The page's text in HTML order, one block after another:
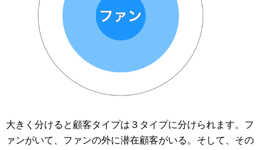
大きく分けると顧客タイプは３タイプに分けられます。フ
ァンがいて、ファンの外に潜在顧客がいる。そして、その